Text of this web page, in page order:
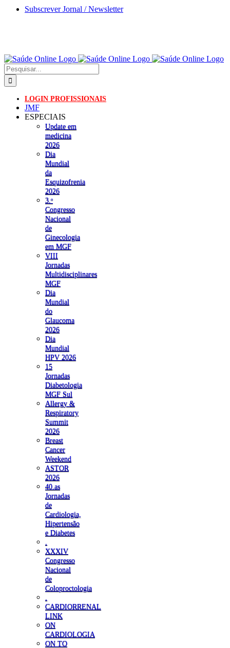
Skip
Subscrever Jornal / Newsletter
Pesquisar
LOGIN PROFISSIONAIS
JMF
ESPECIAIS
Update em
medicina
2026
Dia
Mundial
da
Esquizofrenia
2026
3.ᵒ
Congresso
Nacional
de
Ginecologia
em MGF
VIII
Jornadas
Multidisciplinares
MGF
Dia
Mundial
do
Glaucoma
2026
Dia
Mundial
HPV 2026
15
Jornadas
Diabetologia
MGF Sul
Allergy &
Respiratory
Summit
2026
Breast
Cancer
Weekend
ASTOR
2026
40.as
Jornadas
de
Cardiologia,
Hipertensão
e Diabetes
XXXIV
Congresso
Nacional
de
Coloproctologia
CARDIORRENAL
LINK
ON
CARDIOLOGIA
ON TO